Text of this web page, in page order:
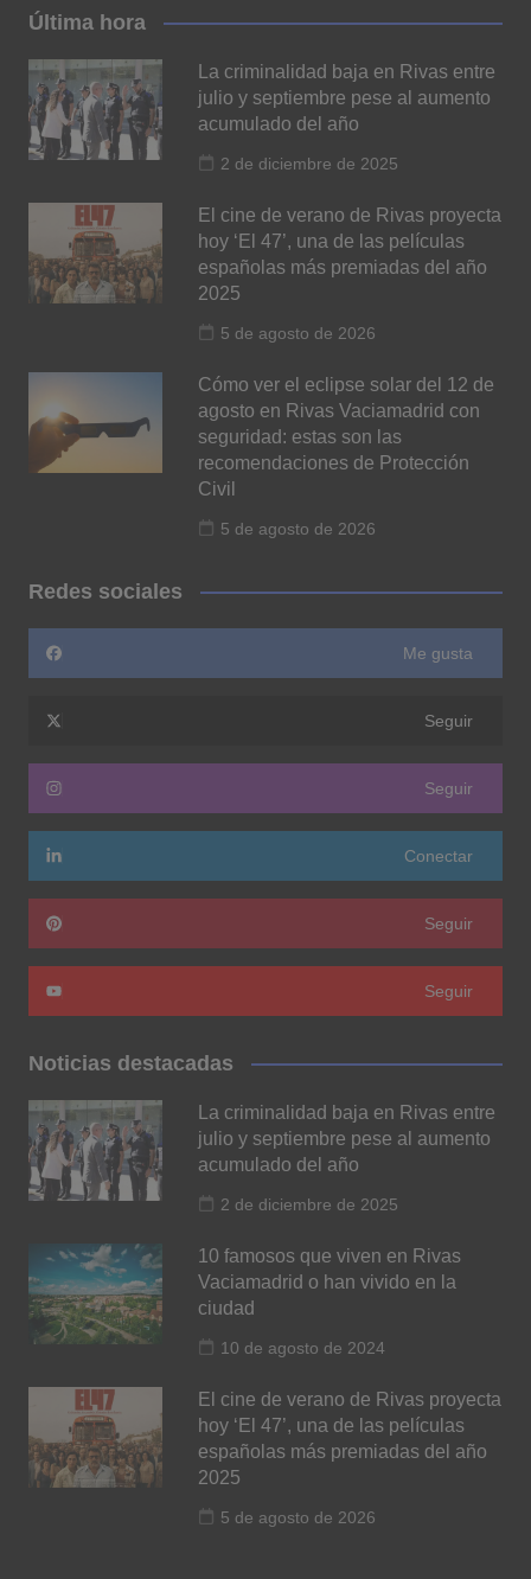
Última hora
La criminalidad baja en Rivas entre
julio y septiembre pese al aumento
acumulado del año
2 de diciembre de 2025
El cine de verano de Rivas proyecta
hoy ‘El 47’, una de las películas
españolas más premiadas del año
2025
5 de agosto de 2026
Cómo ver el eclipse solar del 12 de
agosto en Rivas Vaciamadrid con
seguridad: estas son las
recomendaciones de Protección
Civil
5 de agosto de 2026
Redes sociales
Me gusta
Seguir
Seguir
Conectar
Seguir
Seguir
Noticias destacadas
La criminalidad baja en Rivas entre
julio y septiembre pese al aumento
acumulado del año
2 de diciembre de 2025
10 famosos que viven en Rivas
Vaciamadrid o han vivido en la
ciudad
10 de agosto de 2024
El cine de verano de Rivas proyecta
hoy ‘El 47’, una de las películas
españolas más premiadas del año
2025
5 de agosto de 2026